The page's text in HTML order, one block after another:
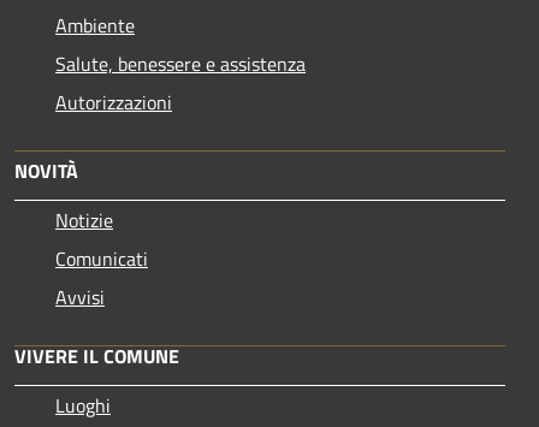
Ambiente
Salute, benessere e assistenza
Autorizzazioni
NOVITÀ
Notizie
Comunicati
Avvisi
VIVERE IL COMUNE
Luoghi